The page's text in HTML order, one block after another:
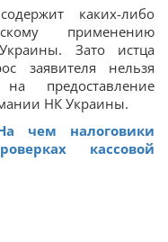
каких-либо
применению
Украины. Зато истца
заявителя нельзя
предоставление
НК Украины.
чем налоговики
кассовой